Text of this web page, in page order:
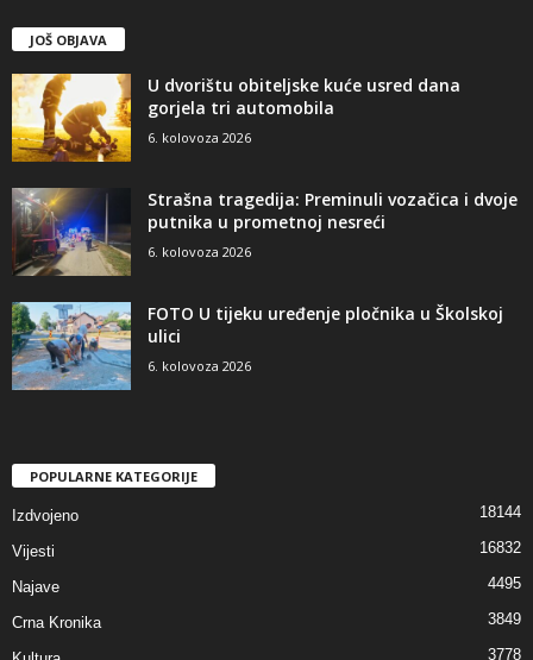
JOŠ OBJAVA
U dvorištu obiteljske kuće usred dana
gorjela tri automobila
6. kolovoza 2026
Strašna tragedija: Preminuli vozačica i dvoje
putnika u prometnoj nesreći
6. kolovoza 2026
FOTO U tijeku uređenje pločnika u Školskoj
ulici
6. kolovoza 2026
POPULARNE KATEGORIJE
Izdvojeno 18144
Vijesti 16832
Najave 4495
Crna Kronika 3849
3778